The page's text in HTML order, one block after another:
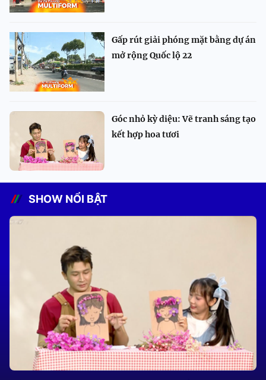
Gấp rút giải phóng mặt bằng dự án
mở rộng Quốc lộ 22
Góc nhỏ kỳ diệu: Vẽ tranh sáng tạo
kết hợp hoa tươi
SHOW NỔI BẬT